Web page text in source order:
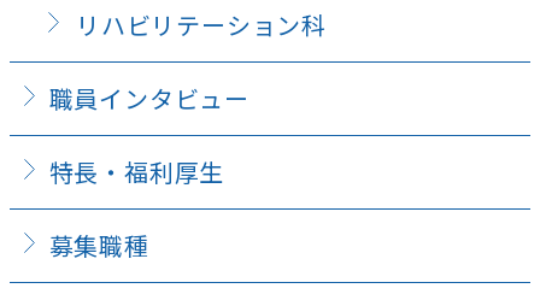
リハビリテーション科
職員インタビュー
特長・福利厚生
募集職種